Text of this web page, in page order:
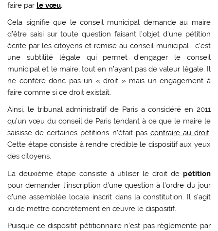
faire parle vœu.
Cela signifie que le conseil municipal demande au maire
d’être saisi sur toute question faisant l’objet d’une pétition
écrite par les citoyens et remise au conseil municipal ; c’est
une subtilité légale qui permet d’engager le conseil
municipal et le maire, tout en n’ayant pas de valeur légale. Il
ne confère donc pas un « droit » mais un engagement à
faire comme si ce droit existait.
Ainsi, le tribunal administratif de Paris a considéré en 2011
qu’un vœu du conseil de Paris tendant à ce que le maire le
saisisse de certaines pétitions n’était pas contraire au droit.
Cette étape consiste à rendre crédible le dispositif aux yeux
des citoyens.
La deuxième étape consiste à utiliser le droit de pétition
pour demander l’inscription d’une question à l’ordre du jour
d’une assemblée locale inscrit dans la constitution. Il s’agit
ici de mettre concrètement en œuvre le dispositif.
Puisque ce dispositif pétitionnaire n’est pas réglementé par